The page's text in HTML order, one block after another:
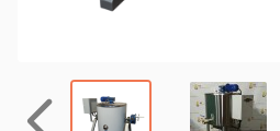
Назад